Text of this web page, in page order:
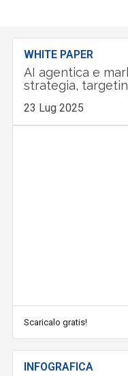
WHITE PAPER
AI agentica e
strategia,
23 Lug 2025
Scaricalo gratis!
INFOGRAFICA